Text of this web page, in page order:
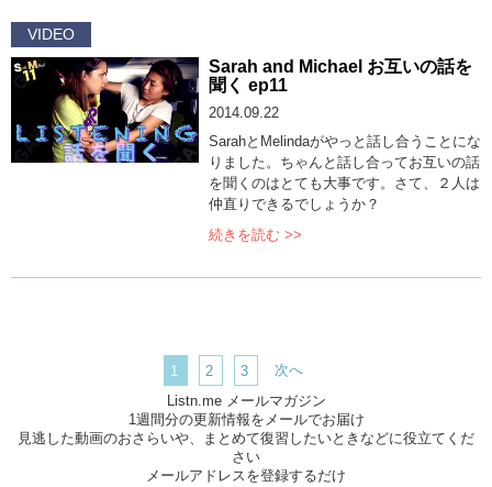
VIDEO
Sarah and Michael お互いの話を
聞く ep11
2014.09.22
SarahとMelindaがやっと話し合うことにな
りました。ちゃんと話し合ってお互いの話
を聞くのはとても大事です。さて、２人は
仲直りできるでしょうか？
続きを読む >>
1 2 3
次へ
Listn.me メールマガジン
1週間分の更新情報をメールでお届け
見逃した動画のおさらいや、まとめて復習したいときなどに役立てくだ
さい
メールアドレスを登録するだけ